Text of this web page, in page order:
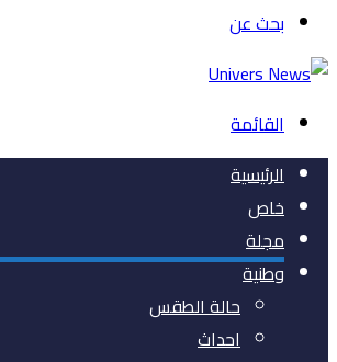
بحث عن
القائمة
الرئيسية
خاص
مجلة
وطنية
حالة الطقس
احداث